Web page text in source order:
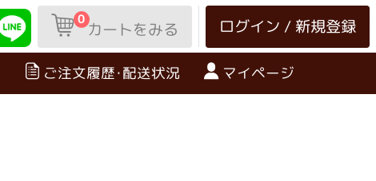
ログイン / 新規登録
0カートをみる
ご注文履歴･配送状況 マイページ